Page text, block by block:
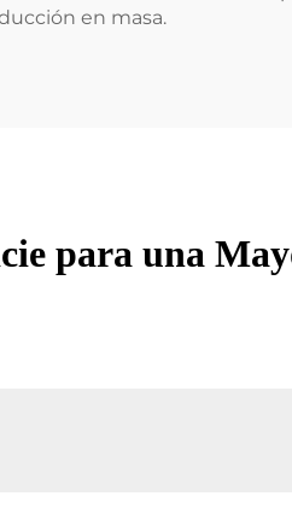
en masa.
para una